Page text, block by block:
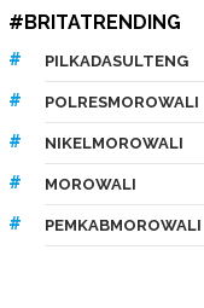
#BRITATRENDING
PILKADASULTENG
POLRESMOROWALI
NIKELMOROWALI
MOROWALI
PEMKABMOROWALI